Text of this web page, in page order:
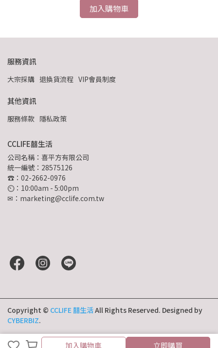
加入購物車 立即購買
加入購物車
服務資訊
大宗採購 退換貨流程 VIP會員制度
其他資訊
服務條款 隱私政策
CCLIFE囍生活
公司名稱：喜平方有限公司
統一編號：28575126
☎：02-2662-0976
⏲︎：10:00am - 5:00pm
✉：marketing@cclife.com.tw
Copyright © CCLIFE 囍生活All Rights Reserved. Designed by
CYBERBIZ.